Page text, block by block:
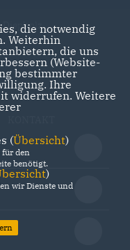
Diepholzdie notwendig
Weiterhin
die uns
(Website-
bestimmter
Ihre
widerrufen. Weitere
(Übersicht)
den
benötigt.
)
wir Dienste und